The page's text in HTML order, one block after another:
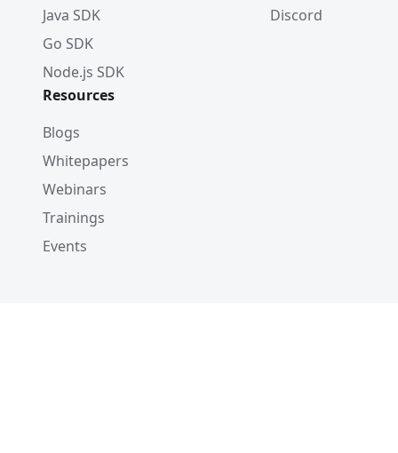
Java SDK
Go SDK
Node.js SDK
Discord
Resources
Blogs
Whitepapers
Webinars
Trainings
Events